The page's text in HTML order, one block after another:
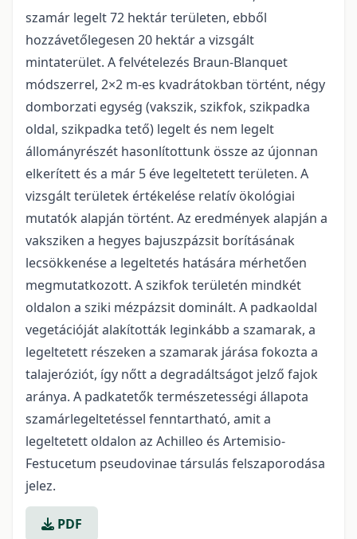
szamár legelt 72 hektár területen, ebből
hozzávetőlegesen 20 hektár a vizsgált
mintaterület. A felvételezés Braun-Blanquet
módszerrel, 2×2 m-es kvadrátokban történt, négy
domborzati egység (vakszik, szikfok, szikpadka
oldal, szikpadka tető) legelt és nem legelt
állományrészét hasonlítottunk össze az újonnan
elkerített és a már 5 éve legeltetett területen. A
vizsgált területek értékelése relatív ökológiai
mutatók alapján történt. Az eredmények alapján a
vaksziken a hegyes bajuszpázsit borításának
lecsökkenése a legeltetés hatására mérhetően
megmutatkozott. A szikfok területén mindkét
oldalon a sziki mézpázsit dominált. A padkaoldal
vegetációját alakították leginkább a szamarak, a
legeltetett részeken a szamarak járása fokozta a
talajeróziót, így nőtt a degradáltságot jelző fajok
aránya. A padkatetők természetességi állapota
szamárlegeltetéssel fenntartható, amit a
legeltetett oldalon az Achilleo és Artemisio-
Festucetum pseudovinae társulás felszaporodása
jelez.
PDF